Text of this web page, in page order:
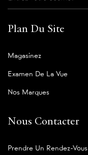
Plan Du Site
Magasinez
Examen De La Vue
Nos Marques
Nous Contacter
Prendre Un Rendez-Vous